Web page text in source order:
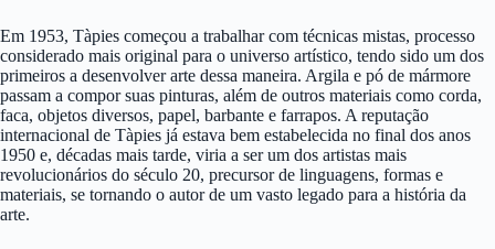
Em 1953, Tàpies começou a trabalhar com técnicas mistas, processo
considerado mais original para o universo artístico, tendo sido um dos
primeiros a desenvolver arte dessa maneira. Argila e pó de mármore
passam a compor suas pinturas, além de outros materiais como corda,
faca, objetos diversos, papel, barbante e farrapos. A reputação
internacional de Tàpies já estava bem estabelecida no final dos anos
1950 e, décadas mais tarde, viria a ser um dos artistas mais
revolucionários do século 20, precursor de linguagens, formas e
materiais, se tornando o autor de um vasto legado para a história da
arte.